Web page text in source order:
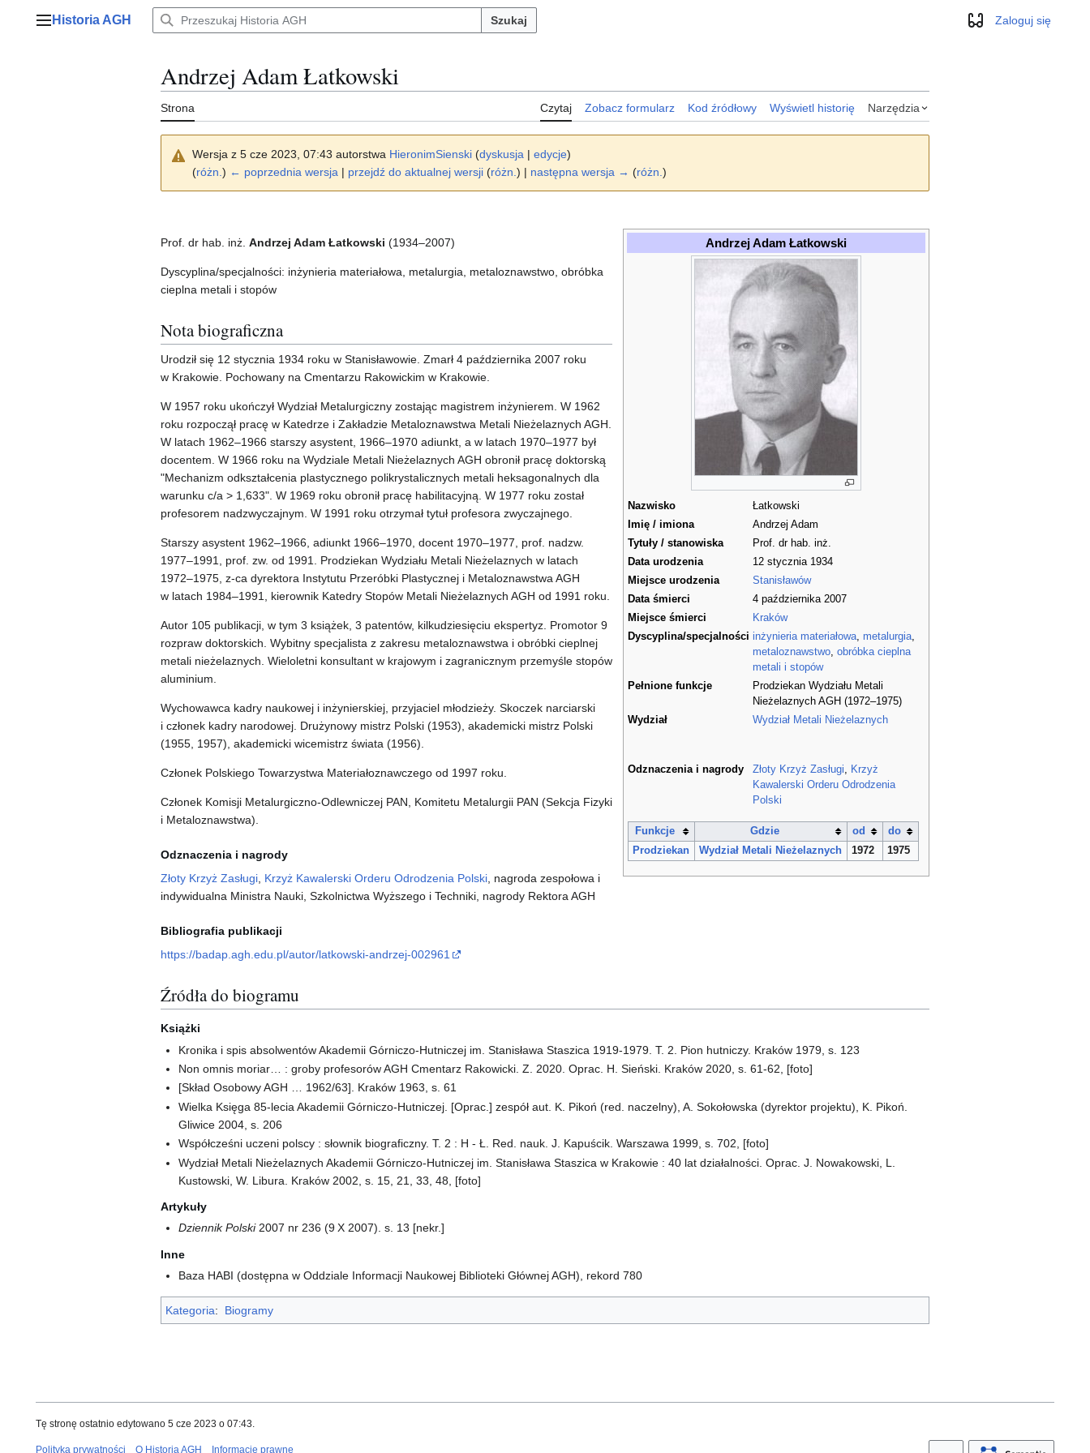
Menu główne
Historia AGH Szukaj WyglądZaloguj się
Andrzej Adam Łatkowski
Strona Czytaj Zobacz formularz Kod źródłowy Wyświetl historię Narzędzia
Wersja z 5 cze 2023, 07:43 autorstwa HieronimSienski (dyskusja | edycje)
(różn. ) ← poprzednia wersja | przejdź do aktualnej wersji (różn. ) | następna wersja → (różn. )
Andrzej Adam Łatkowski
Nazwisko
Łatkowski
Imię / imiona
Andrzej Adam
Tytuły / stanowiska
Prof. dr hab. inż.
Data urodzenia
12 stycznia 1934
Miejsce urodzenia
Stanisławów
Data śmierci
4 października 2007
Miejsce śmierci
Kraków
Dyscyplina/specjalności inżynieria materiałowa metalurgia
metaloznawstwo obróbka cieplna
metali i stopów
Pełnione funkcje
Prodziekan Wydziału Metali
Nieżelaznych AGH (1972–1975)
Wydział
Wydział Metali Nieżelaznych
Odznaczenia i nagrody Złoty Krzyż Zasługi
Krzyż
Kawalerski Orderu Odrodzenia
Polski
Funkcje Gdzie od
do
Prodziekan
Wydział Metali Nieżelaznych 1972 1975
Prof. dr hab. inż. Andrzej Adam Łatkowski (1934–2007)
Dyscyplina/specjalności: inżynieria materiałowa, metalurgia, metaloznawstwo, obróbka
cieplna metali i stopów
Nota biograficzna
Urodził się 12 stycznia 1934 roku w Stanisławowie. Zmarł 4 października 2007 roku
w Krakowie. Pochowany na Cmentarzu Rakowickim w Krakowie.
W 1957 roku ukończył Wydział Metalurgiczny zostając magistrem inżynierem. W 1962
roku rozpoczął pracę w Katedrze i Zakładzie Metaloznawstwa Metali Nieżelaznych AGH.
W latach 1962–1966 starszy asystent, 1966–1970 adiunkt, a w latach 1970–1977 był
docentem. W 1966 roku na Wydziale Metali Nieżelaznych AGH obronił pracę doktorską
"Mechanizm odkształcenia plastycznego polikrystalicznych metali heksagonalnych dla
warunku c/a > 1,633". W 1969 roku obronił pracę habilitacyjną. W 1977 roku został
profesorem nadzwyczajnym. W 1991 roku otrzymał tytuł profesora zwyczajnego.
Starszy asystent 1962–1966, adiunkt 1966–1970, docent 1970–1977, prof. nadzw.
1977–1991, prof. zw. od 1991. Prodziekan Wydziału Metali Nieżelaznych w latach
1972–1975, z-ca dyrektora Instytutu Przeróbki Plastycznej i Metaloznawstwa AGH
w latach 1984–1991, kierownik Katedry Stopów Metali Nieżelaznych AGH od 1991 roku.
Autor 105 publikacji, w tym 3 książek, 3 patentów, kilkudziesięciu ekspertyz. Promotor 9
rozpraw doktorskich. Wybitny specjalista z zakresu metaloznawstwa i obróbki cieplnej
metali nieżelaznych. Wieloletni konsultant w krajowym i zagranicznym przemyśle stopów
aluminium.
Wychowawca kadry naukowej i inżynierskiej, przyjaciel młodzieży. Skoczek narciarski
i członek kadry narodowej. Drużynowy mistrz Polski (1953), akademicki mistrz Polski
(1955, 1957), akademicki wicemistrz świata (1956).
Członek Polskiego Towarzystwa Materiałoznawczego od 1997 roku.
Członek Komisji Metalurgiczno-Odlewniczej PAN, Komitetu Metalurgii PAN (Sekcja Fizyki
i Metaloznawstwa).
Odznaczenia i nagrody
Złoty Krzyż Zasługi Krzyż Kawalerski Orderu Odrodzenia Polski , nagroda zespołowa i
indywidualna Ministra Nauki, Szkolnictwa Wyższego i Techniki, nagrody Rektora AGH
Bibliografia publikacji
https://badap.agh.edu.pl/autor/latkowski-andrzej-002961
Źródła do biogramu
Książki
Kronika i spis absolwentów Akademii Górniczo-Hutniczej im. Stanisława Staszica 1919-1979. T. 2. Pion hutniczy. Kraków 1979, s. 123
Non omnis moriar… : groby profesorów AGH Cmentarz Rakowicki. Z. 2020. Oprac. H. Sieński. Kraków 2020, s. 61-62, [foto]
[Skład Osobowy AGH … 1962/63]. Kraków 1963, s. 61
Wielka Księga 85-lecia Akademii Górniczo-Hutniczej. [Oprac.] zespół aut. K. Pikoń (red. naczelny), A. Sokołowska (dyrektor projektu), K. Pikoń.
Gliwice 2004, s. 206
Współcześni uczeni polscy : słownik biograficzny. T. 2 : H - Ł. Red. nauk. J. Kapuścik. Warszawa 1999, s. 702, [foto]
Wydział Metali Nieżelaznych Akademii Górniczo-Hutniczej im. Stanisława Staszica w Krakowie : 40 lat działalności. Oprac. J. Nowakowski, L.
Kustowski, W. Libura. Kraków 2002, s. 15, 21, 33, 48, [foto]
Artykuły
Dziennik Polski2007 nr 236 (9 X 2007). s. 13 [nekr.]
Inne
Baza HABI (dostępna w Oddziale Informacji Naukowej Biblioteki Głównej AGH), rekord 780
Kategoria: Biogramy
Tę stronę ostatnio edytowano 5 cze 2023 o 07:43.
Polityka prywatności O Historia AGH Informacje prawne